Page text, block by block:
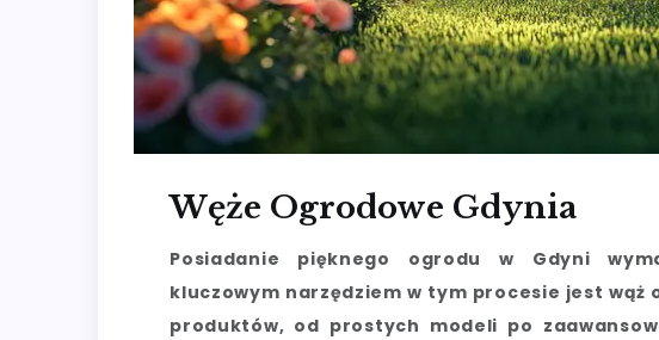
Węże Ogrodowe Gdynia
Posiadanie pięknego ogrodu w Gdyni
kluczowym narzędziem w tym procesie jest
produktów, od prostych modeli po